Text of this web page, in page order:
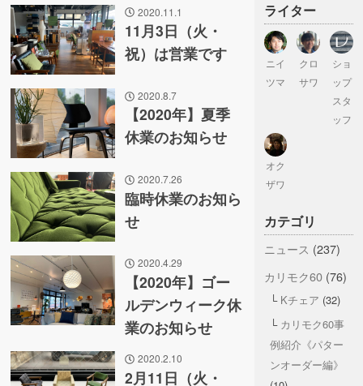
2020.11.1
11月3日（火・
祝）は営業です
2020.8.7
【2020年】夏季
休業のお知らせ
2020.7.26
臨時休業のお知ら
せ
2020.4.29
【2020年】ゴー
ルデンウィーク休
業のお知らせ
2020.2.10
2月11日（火・
ライター
ニイ
ツマ
クロ
サワ
ショ
ップ
スタ
ッフ
オク
ザワ
カテゴリ
ニュース (237)
カリモク60(76)
Kチェア (32)
カリモク60事
例紹介《パター
ンオーダー編》